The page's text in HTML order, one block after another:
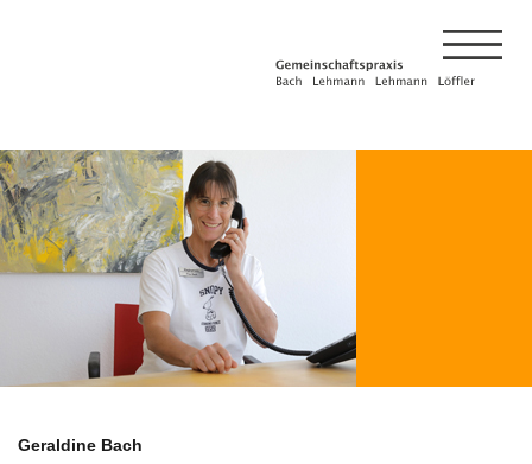
Geraldine Bach